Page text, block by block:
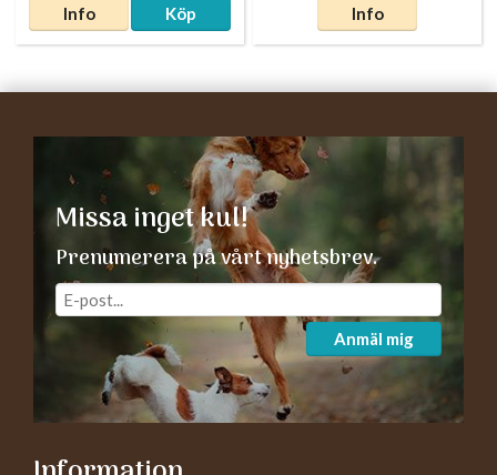
Info Köp Info
Missa inget kul!
Prenumerera på vårt nyhetsbrev.
Anmäl mig